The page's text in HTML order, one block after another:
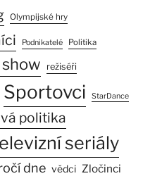
Olympijské hry
Podnikatelé Politika
režiséři
Sportovci StarDance
politika
seriály
dne vědci Zločinci